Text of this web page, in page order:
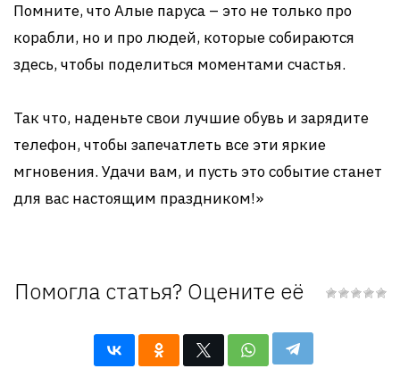
Помните, что Алые паруса – это не только про
корабли, но и про людей, которые собираются
здесь, чтобы поделиться моментами счастья.
Так что, наденьте свои лучшие обувь и зарядите
телефон, чтобы запечатлеть все эти яркие
мгновения. Удачи вам, и пусть это событие станет
для вас настоящим праздником!»
Помогла статья? Оцените её